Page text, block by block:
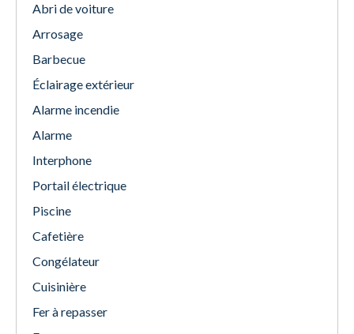
Abri de voiture
Arrosage
Barbecue
Éclairage extérieur
Alarme incendie
Alarme
Interphone
Portail électrique
Piscine
Cafetière
Congélateur
Cuisinière
Fer à repasser